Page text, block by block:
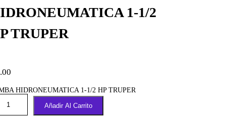
1-1/2
TRUPER
HIDRONEUMATICA 1-1/2 HP TRUPER
Añadir Al Carrito